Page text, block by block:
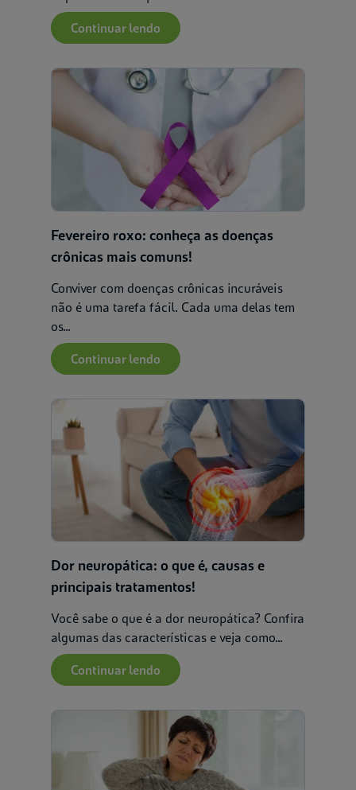
Continuar lendo
Fevereiro roxo: conheça as doenças
crônicas mais comuns!
Conviver com doenças crônicas incuráveis
não é uma tarefa fácil. Cada uma delas tem
os...
Continuar lendo
Dor neuropática: o que é, causas e
principais tratamentos!
Você sabe o que é a dor neuropática? Confira
algumas das características e veja como...
Continuar lendo